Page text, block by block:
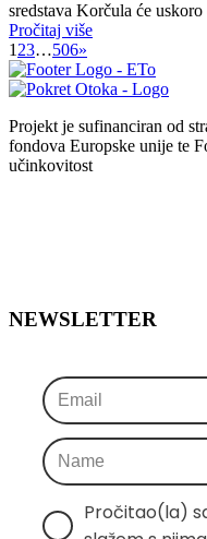
sredstava Korčula će
Pročitaj više
123…506»
Projekt je sufinanciran od
fondova Europske unije te
učinkovitost
NEWSLETTER
Pročitao(la)